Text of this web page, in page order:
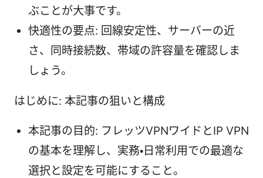
ぶことが大事です。
快適性の要点: 回線安定性、サーバーの近
さ、同時接続数、帯域の許容量を確認しま
しょう。
はじめに: 本記事の狙いと構成
本記事の目的: フレッツVPNワイドとIP VPN
の基本を理解し、実務・日常利用での最適な
選択と設定を可能にすること。